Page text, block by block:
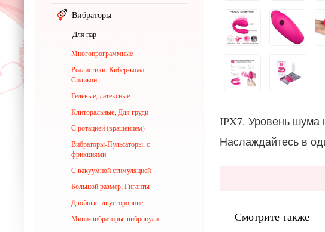
IPX7. Уровень шума
Наслаждайтесь в
Смотрите также
Вибраторы
Для пар
Многопрограммные
Реалистики. Кибер-кожа.
Силикон
Гелевые, латексные
Клиторальные, Для груди
С ротацией (вращением)
Вибраторы-Пульсаторы, с
фрикциями
С вакуумной стимуляцией
Большой размер, Гиганты
Двойные, двусторонние
Мини-вибраторы, вибропули